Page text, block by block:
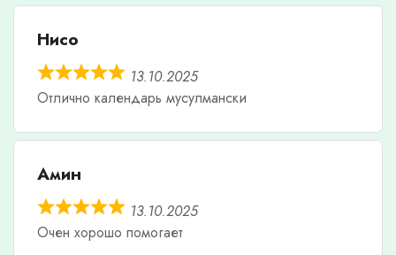
Нисо
13.10.2025
Отлично календарь мусулмански
Амин
13.10.2025
Очен хорошо помогает